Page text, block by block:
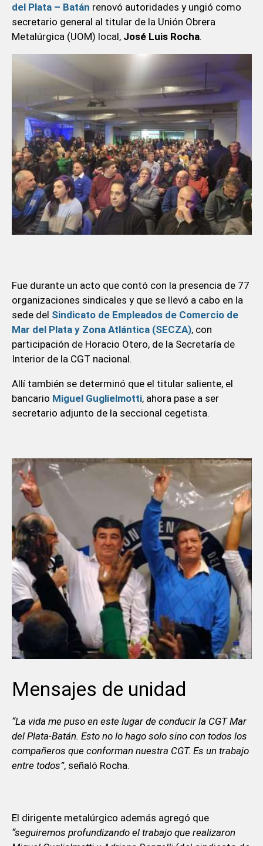
del Plata – Batán renovó autoridades y ungió como
secretario general al titular de la Unión Obrera
Metalúrgica (UOM) local, José Luis Rocha.
Fue durante un acto que contó con la presencia de 77
organizaciones sindicales y que se llevó a cabo en la
sede del Sindicato de Empleados de Comercio de
Mar del Plata y Zona Atlántica (SECZA), con
participación de Horacio Otero, de la Secretaría de
Interior de la CGT nacional.
Allí también se determinó que el titular saliente, el
bancario Miguel Guglielmotti, ahora pase a ser
secretario adjunto de la seccional cegetista.
Mensajes de unidad
“La vida me puso en este lugar de conducir la CGT Mar
del Plata-Batán. Esto no lo hago solo sino con todos los
compañeros que conforman nuestra CGT. Es un trabajo
entre todos”, señaló Rocha.
El dirigente metalúrgico además agregó que
“seguiremos profundizando el trabajo que realizaron